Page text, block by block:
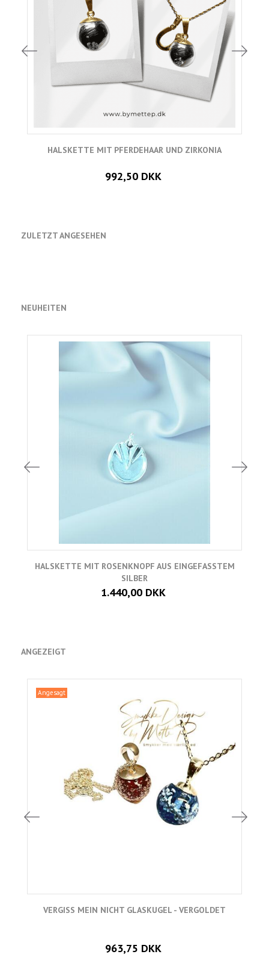
HALSKETTE MIT PFERDEHAAR UND ZIRKONIA
992,50 DKK
ZULETZT ANGESEHEN
NEUHEITEN
HALSKETTE MIT ROSENKNOPF AUS EINGEFASSTEM
SILBER
1.440,00 DKK
ANGEZEIGT
Angesagt
VERGISS MEIN NICHT GLASKUGEL - VERGOLDET
963,75 DKK